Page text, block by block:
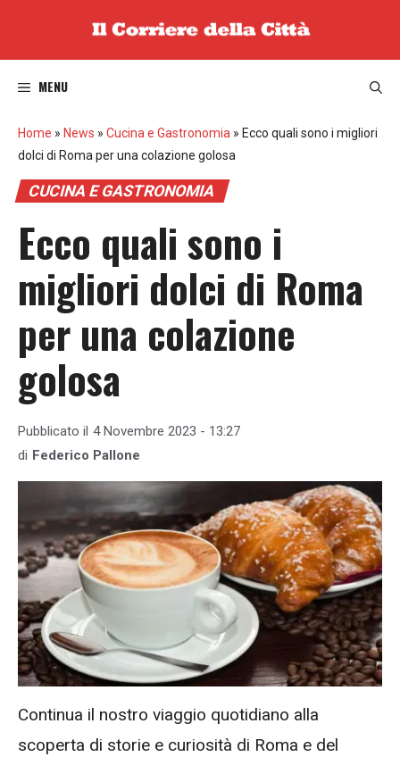
MENU
Home » News » Cucina e Gastronomia » Ecco quali sono i migliori
dolci di Roma per una colazione golosa
CUCINA E GASTRONOMIA
Ecco quali sono i
migliori dolci di Roma
per una colazione
golosa
Pubblicato il 4 Novembre 2023 - 13:27
di Federico Pallone
Continua il nostro viaggio quotidiano alla
scoperta di storie e curiosità di Roma e del